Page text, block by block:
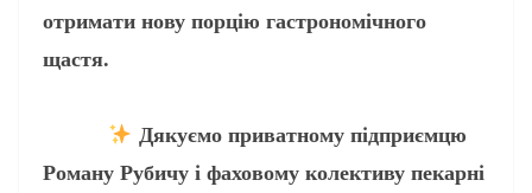
отримати нову порцію гастрономічного
щастя.
Дякуємо приватному підприємцю
Роману Рубичу і фаховому колективу пекарні